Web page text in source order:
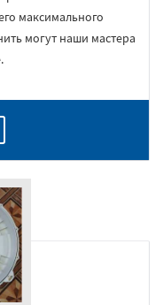
максимального
могут наши мастера